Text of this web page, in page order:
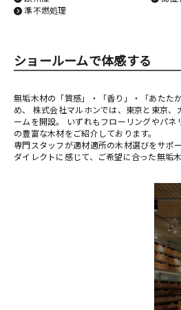
準不燃処理
ショールームで体感する
無垢木材の「質感」・「香り」・「あたた
め、 株式会社マルホンでは、東京と東京、
ームを開設。 いずれもフローリングやパ
の豊富な木材をご紹介しております。
専門スタッフが適材適所の木材選びをサポ
ダイレクトに感じて、ご希望に合った無垢